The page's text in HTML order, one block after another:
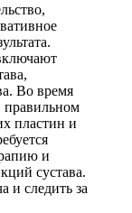
Во время
правильном
пластин и
и
сустава.
и следить за